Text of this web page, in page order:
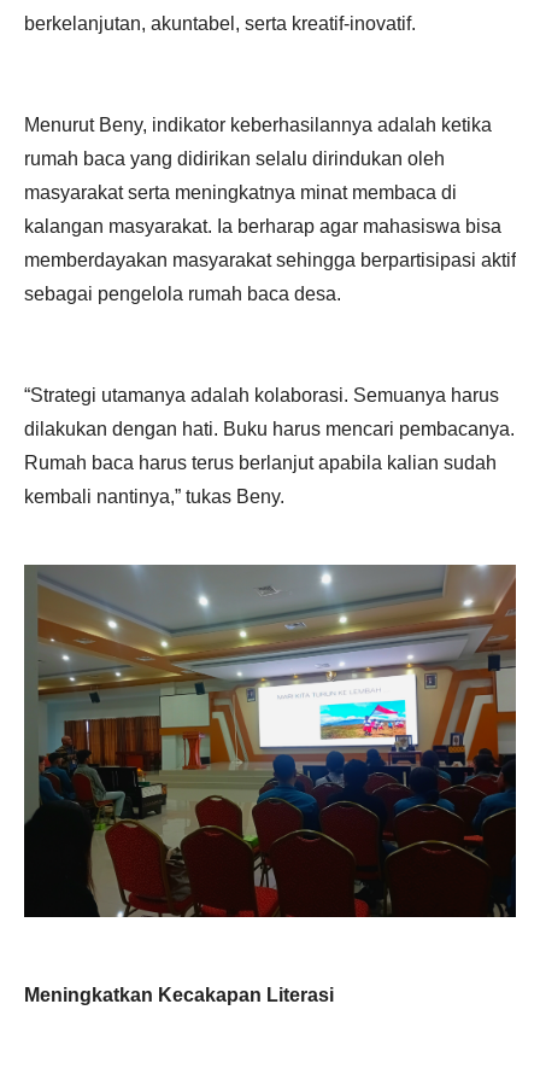
berkelanjutan, akuntabel, serta kreatif-inovatif.
Menurut Beny, indikator keberhasilannya adalah ketika
rumah baca yang didirikan selalu dirindukan oleh
masyarakat serta meningkatnya minat membaca di
kalangan masyarakat. Ia berharap agar mahasiswa bisa
memberdayakan masyarakat sehingga berpartisipasi aktif
sebagai pengelola rumah baca desa.
“Strategi utamanya adalah kolaborasi. Semuanya harus
dilakukan dengan hati. Buku harus mencari pembacanya.
Rumah baca harus terus berlanjut apabila kalian sudah
kembali nantinya,” tukas Beny.
Meningkatkan Kecakapan Literasi